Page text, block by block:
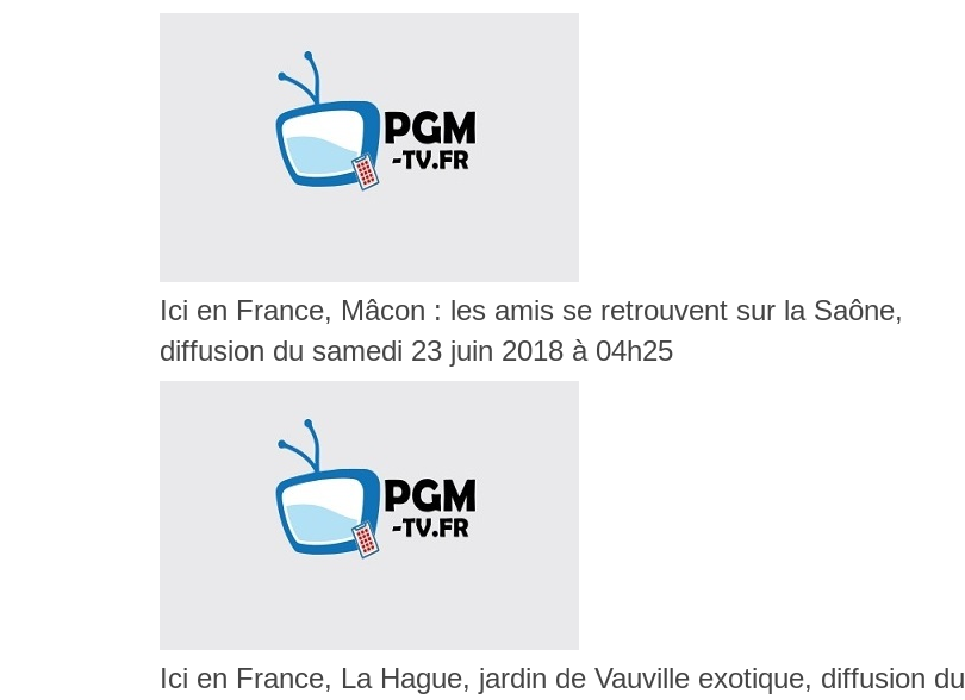
Ici en France, Mâcon : les amis se retrouvent sur la Saône,
diffusion du samedi 23 juin 2018 à 04h25
Ici en France, La Hague, jardin de Vauville exotique, diffusion du